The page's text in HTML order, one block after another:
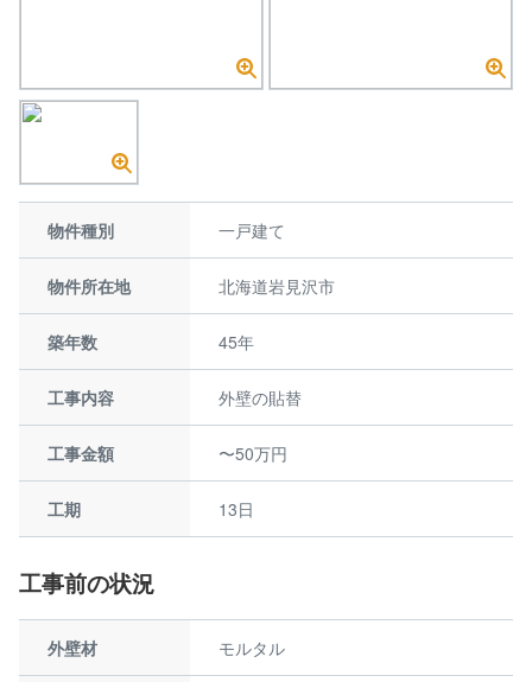
物件種別 一戸建て
物件所在地 北海道岩見沢市
築年数 45年
工事内容 外壁の貼替
工事金額 〜50万円
工期 13日
工事前の状況
外壁材 モルタル